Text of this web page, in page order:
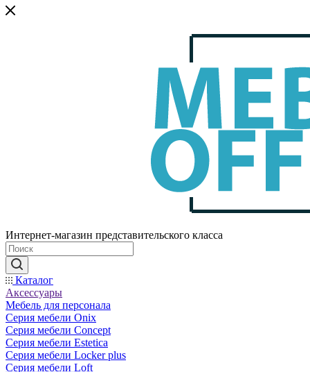
Интернет-магазин представительского класса
Каталог
Аксессуары
Мебель для персонала
Серия мебели Onix
Серия мебели Concept
Серия мебели Estetica
Серия мебели Locker plus
Серия мебели Loft